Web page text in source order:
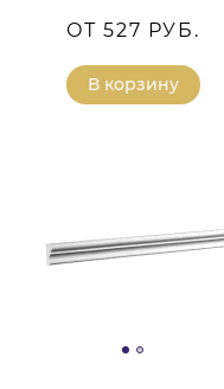
ОТ 527 РУБ.
В корзину